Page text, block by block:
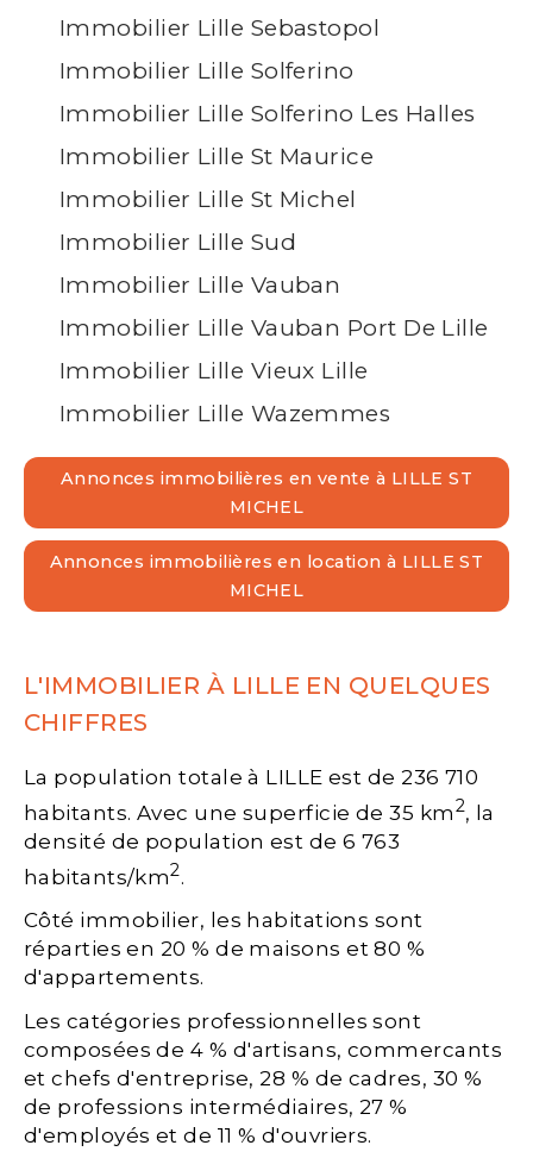
Immobilier Lille Sebastopol
Immobilier Lille Solferino
Immobilier Lille Solferino Les Halles
Immobilier Lille St Maurice
Immobilier Lille St Michel
Immobilier Lille Sud
Immobilier Lille Vauban
Immobilier Lille Vauban Port De Lille
Immobilier Lille Vieux Lille
Immobilier Lille Wazemmes
Annonces immobilières en vente à LILLE ST
MICHEL
Annonces immobilières en location à LILLE ST
MICHEL
L'IMMOBILIER À LILLE EN QUELQUES
CHIFFRES
La population totale à LILLE est de 236 710
habitants. Avec une superficie de 35 km2, la
densité de population est de 6 763
habitants/km2.
Côté immobilier, les habitations sont
réparties en 20 % de maisons et 80 %
d'appartements.
Les catégories professionnelles sont
composées de 4 % d'artisans, commercants
et chefs d'entreprise, 28 % de cadres, 30 %
de professions intermédiaires, 27 %
d'employés et de 11 % d'ouvriers.